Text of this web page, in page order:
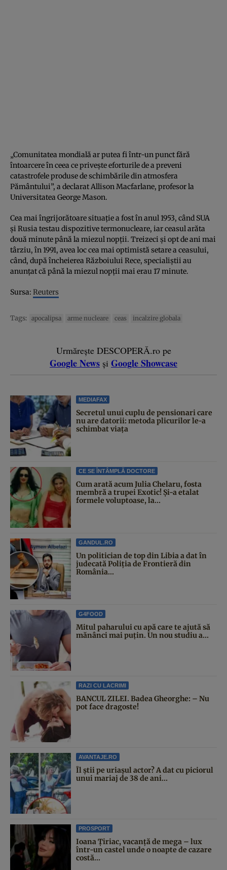
„Comunitatea mondială ar putea fi într-un punct fără
întoarcere în ceea ce priveşte eforturile de a preveni
catastrofele produse de schimbările din atmosfera
Pământului”, a declarat Allison Macfarlane, profesor la
Universitatea George Mason.
Cea mai îngrijorătoare situaţie a fost în anul 1953, când SUA
şi Rusia testau dispozitive termonucleare, iar ceasul arăta
două minute până la miezul nopţii. Treizeci şi opt de ani mai
târziu, în 1991, avea loc cea mai optimistă setare a ceasului,
când, după încheierea Războiului Rece, specialiştii au
anunţat că până la miezul nopţii mai erau 17 minute.
Sursa: Reuters
Tags: apocalipsa arme nucleare ceas incalzire globala
Urmărește DESCOPERĂ.ro pe
Google News și Google Showcase
MEDIAFAX
Secretul unui cuplu de pensionari care
nu are datorii: metoda plicurilor le-a
schimbat viața
CE SE ÎNTÂMPLĂ DOCTORE
Cum arată acum Julia Chelaru, fosta
membră a trupei Exotic! Și-a etalat
formele voluptoase, la...
GANDUL.RO
Un politician de top din Libia a dat în
judecată Poliția de Frontieră din
România...
G4FOOD
Mitul paharului cu apă care te ajută să
mănânci mai puțin. Un nou studiu a...
RAZI CU LACRIMI
BANCUL ZILEI. Badea Gheorghe: – Nu
pot face dragoste!
AVANTAJE.RO
Îl știi pe uriașul actor? A dat cu piciorul
unui mariaj de 38 de ani...
PROSPORT
Ioana Țiriac, vacanță de mega – lux
într-un castel unde o noapte de cazare
costă...